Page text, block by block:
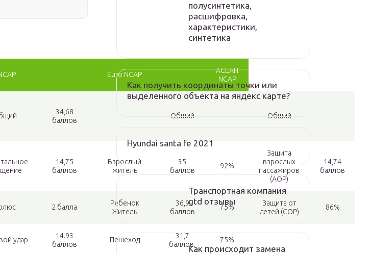
Euro NCAP
АСЕАН
NCAP
34,68
баллов
Общий Общий
14,75
баллов
Взрослый
житель
35
баллов
92%
Защита
взрослых
пассажиров
(AOP)
14,74
баллов
2 балла
Ребенок
Житель
36,9
баллов
75%
Защита от
детей (COP)
86%
удар
14.93
баллов
Пешеход
31,7
баллов.
75%
полусинтетика,
расшифровка,
характеристики,
синтетика
Как получить координаты точки или
выделенного объекта на яндекс карте?
Hyundai santa fe 2021
Транспортная компания
gtd отзывы
Как происходит замена